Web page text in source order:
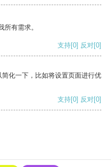
有需求。
支持[0] 反对[0]
化一下，比如将设置页面进行优
支持[0] 反对[0]